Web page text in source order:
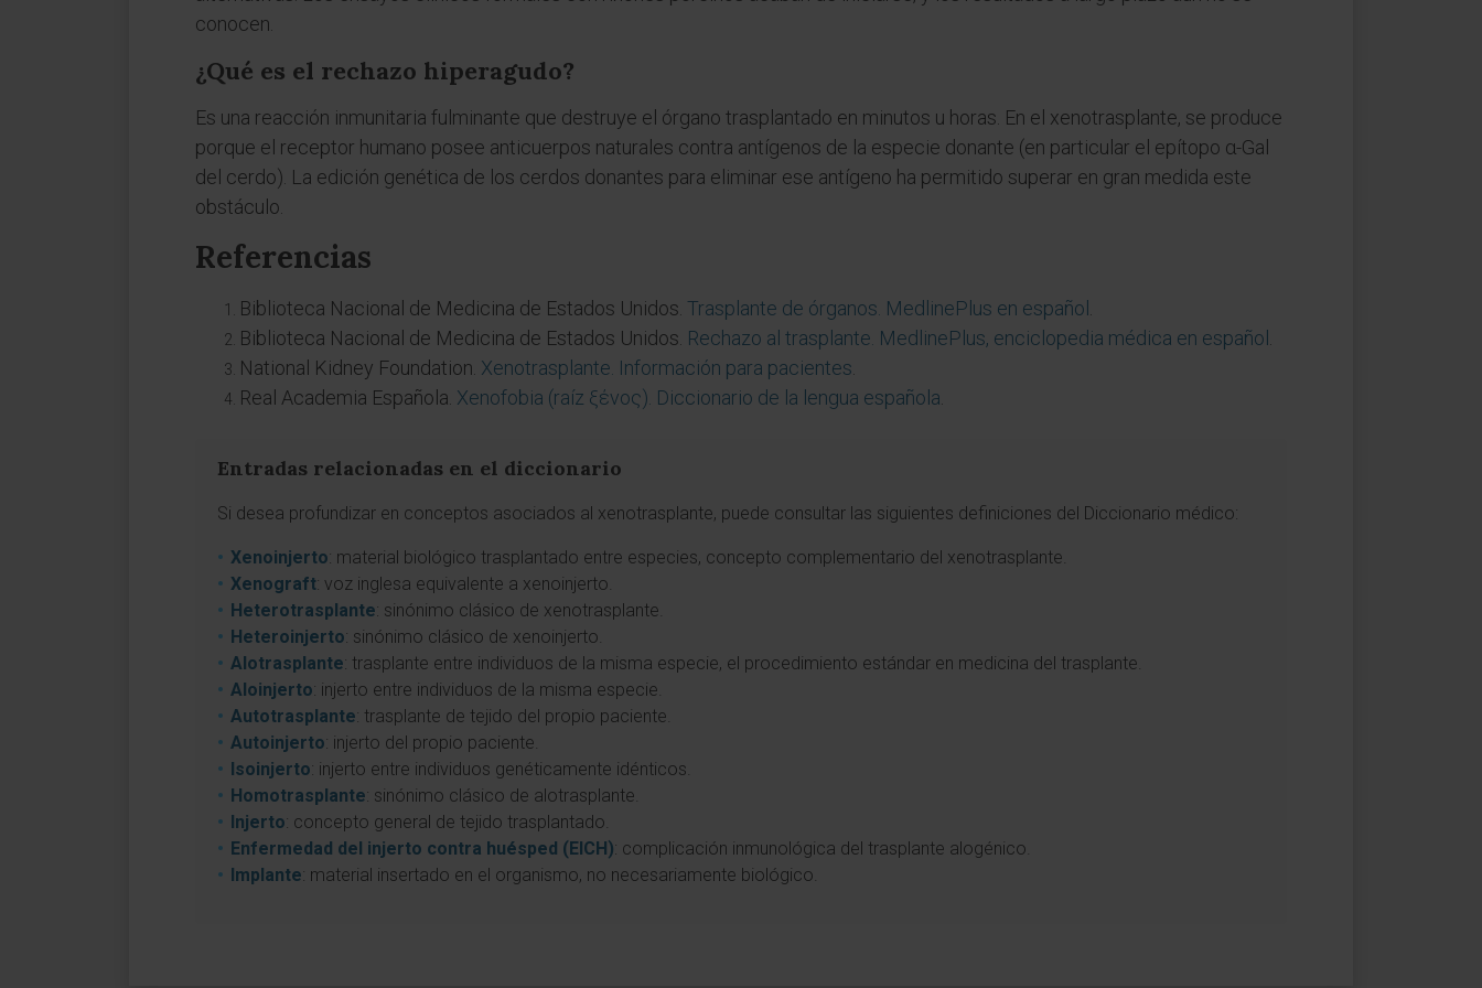
conocen.
¿Qué es el rechazo hiperagudo?
Es una reacción inmunitaria fulminante que destruye el órgano trasplantado en minutos u horas. En el xenotrasplante, se produce
porque el receptor humano posee anticuerpos naturales contra antígenos de la especie donante (en particular el epítopo α-Gal
del cerdo). La edición genética de los cerdos donantes para eliminar ese antígeno ha permitido superar en gran medida este
obstáculo.
Referencias
Biblioteca Nacional de Medicina de Estados Unidos. Trasplante de órganos. MedlinePlus en español
Biblioteca Nacional de Medicina de Estados Unidos. Rechazo al trasplante. MedlinePlus, enciclopedia médica en español
National Kidney Foundation. Xenotrasplante. Información para pacientes
Real Academia Española. Xenofobia (raíz ξένος). Diccionario de la lengua española
Entradas relacionadas en el diccionario
Si desea profundizar en conceptos asociados al xenotrasplante, puede consultar las siguientes definiciones del Diccionario médico:
Xenoinjerto: material biológico trasplantado entre especies, concepto complementario del xenotrasplante.
Xenograft: voz inglesa equivalente a xenoinjerto.
Heterotrasplante: sinónimo clásico de xenotrasplante.
Heteroinjerto: sinónimo clásico de xenoinjerto.
Alotrasplante: trasplante entre individuos de la misma especie, el procedimiento estándar en medicina del trasplante.
Aloinjerto: injerto entre individuos de la misma especie.
Autotrasplante: trasplante de tejido del propio paciente.
Autoinjerto: injerto del propio paciente.
Isoinjerto: injerto entre individuos genéticamente idénticos.
Homotrasplante: sinónimo clásico de alotrasplante.
Injerto: concepto general de tejido trasplantado.
Enfermedad del injerto contra huésped (EICH): complicación inmunológica del trasplante alogénico.
Implante: material insertado en el organismo, no necesariamente biológico.